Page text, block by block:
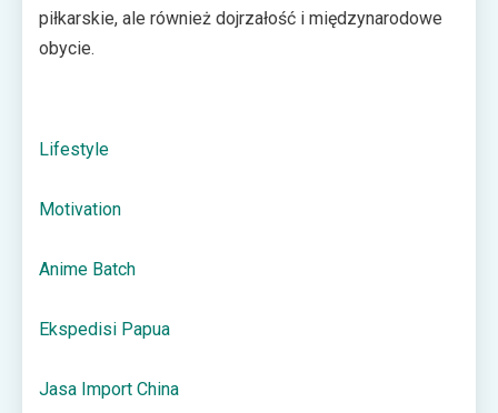
piłkarskie, ale również dojrzałość i międzynarodowe
obycie.
Lifestyle
Motivation
Anime Batch
Ekspedisi Papua
Jasa Import China